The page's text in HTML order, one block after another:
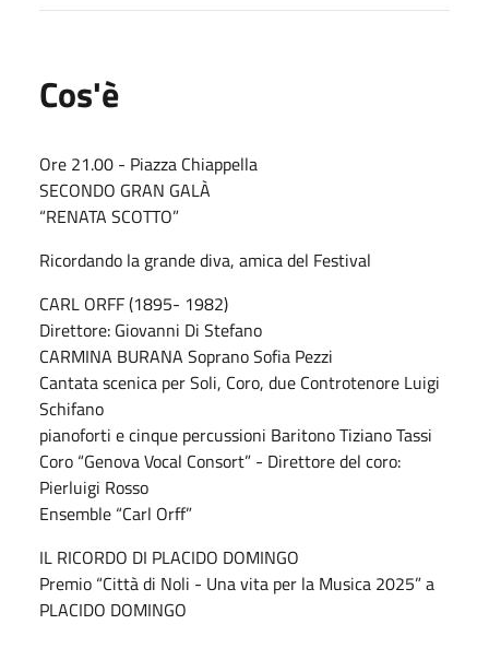
Cos'è
Ore 21.00 - Piazza Chiappella
SECONDO GRAN GALÀ
“RENATA SCOTTO”
Ricordando la grande diva, amica del Festival
CARL ORFF (1895- 1982)
Direttore: Giovanni Di Stefano
CARMINA BURANA Soprano Sofia Pezzi
Cantata scenica per Soli, Coro, due Controtenore Luigi
Schifano
pianoforti e cinque percussioni Baritono Tiziano Tassi
Coro “Genova Vocal Consort” - Direttore del coro:
Pierluigi Rosso
Ensemble “Carl Orff”
IL RICORDO DI PLACIDO DOMINGO
Premio “Città di Noli - Una vita per la Musica 2025” a
PLACIDO DOMINGO